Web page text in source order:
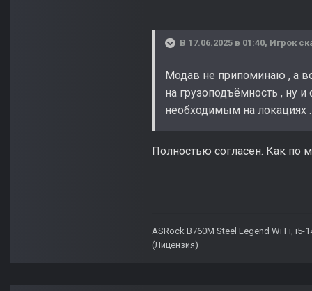
В 17.06.2025 в 01:40, Игрок
Модав не припоминаю , а
на грузоподъёмность , ну
необходимым на локациях
Полностью согласен. Как по
ASRock B760M Steel Legend Wi Fi, i5-
(Лицензия)